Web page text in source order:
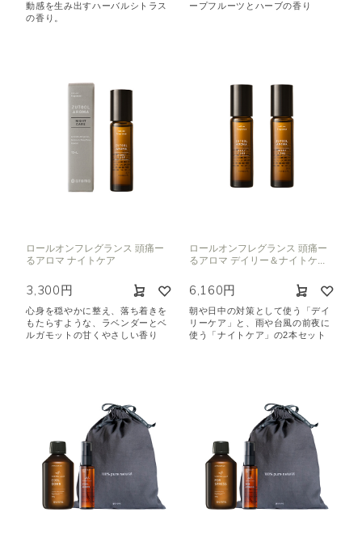
動感を生み出すハーバルシトラス
の香り。
ープフルーツとハーブの香り
ロールオンフレグランス 頭痛ー
るアロマ ナイトケア
3,300円
心身を穏やかに整え、落ち着きを
もたらすような、ラベンダーとベ
ルガモットの甘くやさしい香り
ロールオンフレグランス 頭痛ー
るアロマ デイリー＆ナイトケ...
6,160円
朝や日中の対策として使う「デイ
リーケア」と、雨や台風の前夜に
使う「ナイトケア」の2本セット